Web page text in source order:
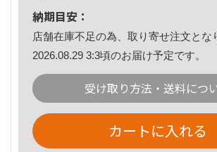
納期目安：
店舗在庫不足の為、取り寄せ注文とな
2026.08.29 3:3頃のお届け予定です。
受け取り方法・送料につ
カートに入れる